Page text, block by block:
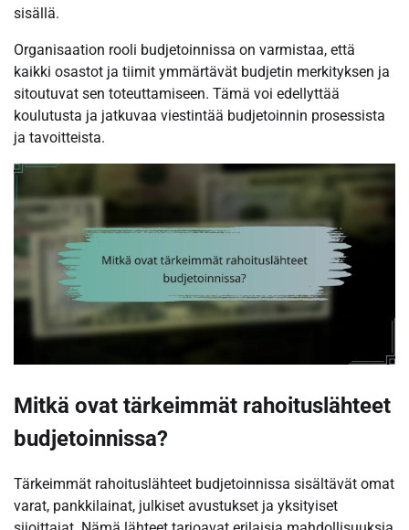
sisällä.
Organisaation rooli budjetoinnissa on varmistaa, että
kaikki osastot ja tiimit ymmärtävät budjetin merkityksen ja
sitoutuvat sen toteuttamiseen. Tämä voi edellyttää
koulutusta ja jatkuvaa viestintää budjetoinnin prosessista
ja tavoitteista.
Mitkä ovat tärkeimmät rahoituslähteet
budjetoinnissa?
Tärkeimmät rahoituslähteet budjetoinnissa sisältävät omat
varat, pankkilainat, julkiset avustukset ja yksityiset